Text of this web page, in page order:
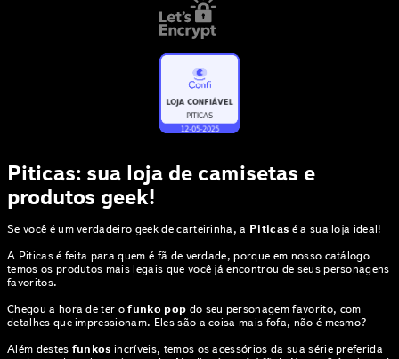
Piticas: sua loja de camisetas e
produtos geek!
Se você é um verdadeiro geek de carteirinha, a Piticas é a sua loja ideal!
A Piticas é feita para quem é fã de verdade, porque em nosso catálogo
temos os produtos mais legais que você já encontrou de seus personagens
favoritos.
Chegou a hora de ter ofunko pop do seu personagem favorito, com
detalhes que impressionam. Eles são a coisa mais fofa, não é mesmo?
Além destes funkos incríveis, temos os acessórios da sua série preferida